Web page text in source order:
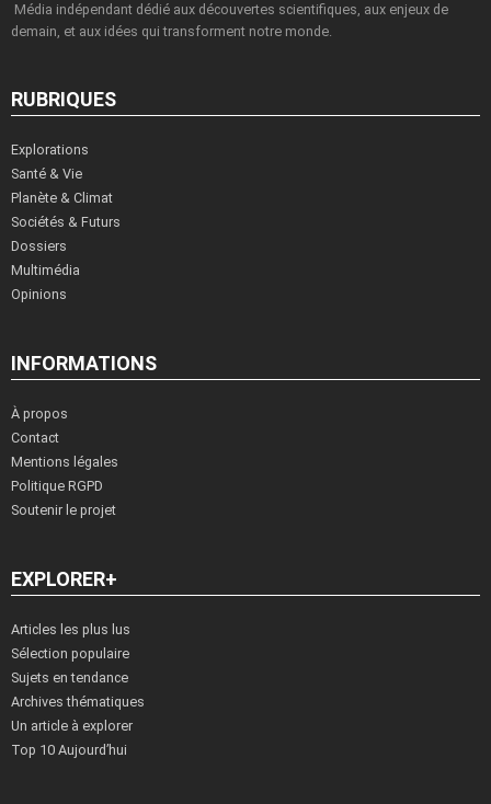
Média indépendant dédié aux découvertes scientifiques, aux enjeux de
demain, et aux idées qui transforment notre monde.
RUBRIQUES
Explorations
Santé & Vie
Planète & Climat
Sociétés & Futurs
Dossiers
Multimédia
Opinions
INFORMATIONS
À propos
Contact
Mentions légales
Politique RGPD
Soutenir le projet
EXPLORER+
Articles les plus lus
Sélection populaire
Sujets en tendance
Archives thématiques
Un article à explorer
Top 10 Aujourd’hui